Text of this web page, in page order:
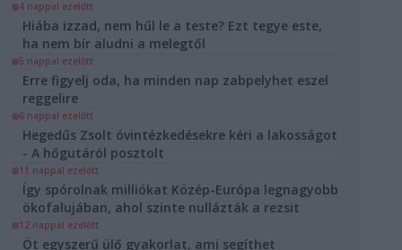
4 nappal ezelőtt
Hiába izzad, nem hűl le a teste? Ezt tegye este,
ha nem bír aludni a melegtől
5 nappal ezelőtt
Erre figyelj oda, ha minden nap zabpelyhet eszel
reggelire
6 nappal ezelőtt
Hegedűs Zsolt óvintézkedésekre kéri a lakosságot
- A hőgutáról posztolt
11 nappal ezelőtt
Így spórolnak milliókat Közép-Európa legnagyobb
ökofalujában, ahol szinte nullázták a rezsit
12 nappal ezelőtt
Öt egyszerű ülő gyakorlat, ami segíthet